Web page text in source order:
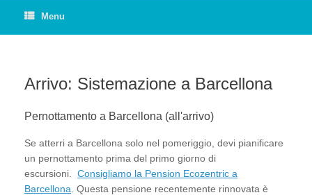
Menu
Arrivo: Sistemazione a Barcellona
Pernottamento a Barcellona (all'arrivo)
Se atterri a Barcellona solo nel pomeriggio, devi pianificare
un pernottamento prima del primo giorno di
escursioni. Consigliamo la Pension Ecozentric a
Barcellona . Questa pensione recentemente rinnovata è